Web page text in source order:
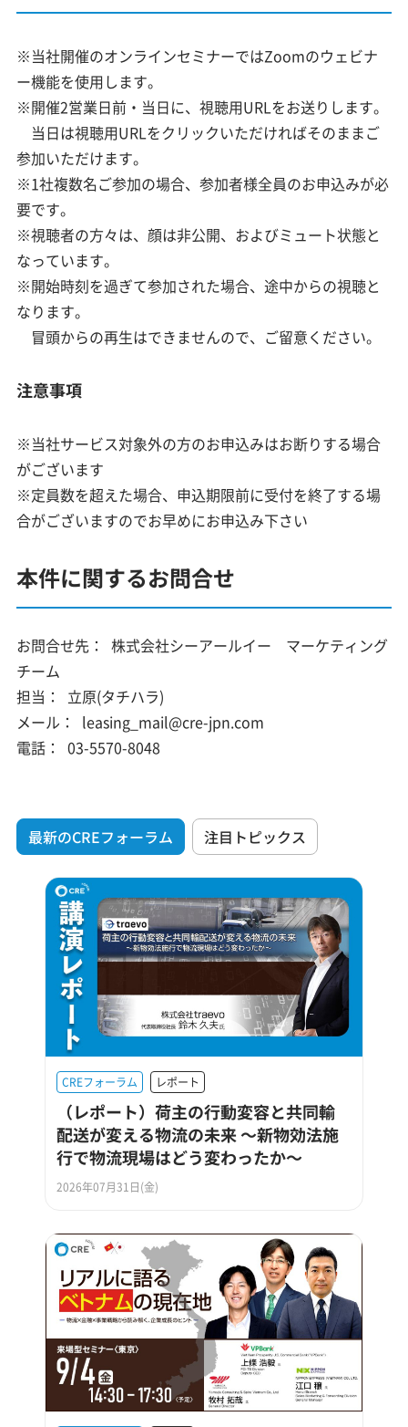
※当社開催のオンラインセミナーではZoomのウェビナ
ー機能を使用します。
※開催2営業日前・当日に、視聴用URLをお送りします。
当日は視聴用URLをクリックいただければそのままご
参加いただけます。
※1社複数名ご参加の場合、参加者様全員のお申込みが必
要です。
※視聴者の方々は、顔は非公開、およびミュート状態と
なっています。
※開始時刻を過ぎて参加された場合、途中からの視聴と
なります。
冒頭からの再生はできませんので、ご留意ください。
注意事項
※当社サービス対象外の方のお申込みはお断りする場合
がございます
※定員数を超えた場合、申込期限前に受付を終了する場
合がございますのでお早めにお申込み下さい
本件に関するお問合せ
お問合せ先：
株式会社シーアールイー マーケティング
チーム
担当：
立原(タチハラ)
メール：
leasing_mail@cre-jpn.com
電話：
03-5570-8048
最新のCREフォーラム 注目トピックス
CREフォーラム レポート
（レポート）荷主の行動変容と共同輸
配送が変える物流の未来 ～新物効法施
行で物流現場はどう変わったか～
2026年07月31日(金)